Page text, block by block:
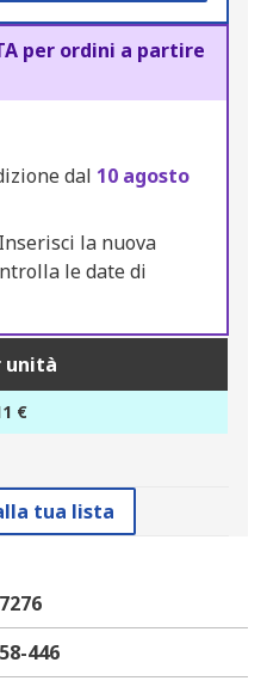
per ordini a partire
dal 10 agosto
Inserisci la nuova
le date di
unità
€
tua lista
446